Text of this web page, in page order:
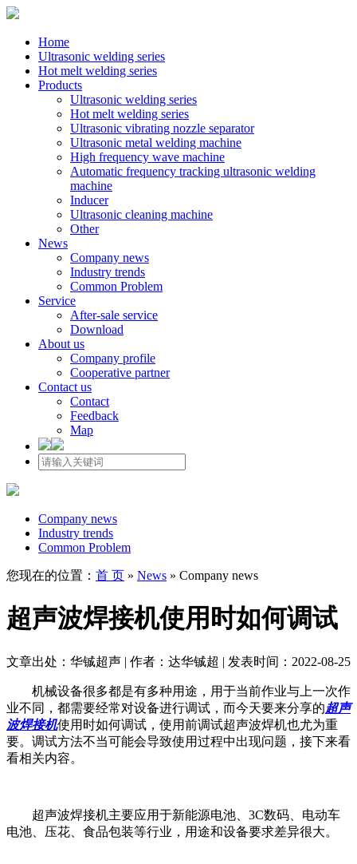
Home
Ultrasonic welding series
Hot melt welding series
Products
Ultrasonic welding series
Hot melt welding series
Ultrasonic vibrating nozzle separator
Ultrasonic metal welding machine
High frequency wave machine
Automatic frequency tracking ultrasonic welding
machine
Inducer
Ultrasonic cleaning machine
Other
News
Company news
Industry trends
Common Problem
Service
After-sale service
Download
About us
Company profile
Cooperative partner
Contact us
Contact
Feedback
Map
Company news
Industry trends
Common Problem
您现在的位置： 首 页 » News » Company news
超声波焊接机使用时如何调试
文章出处：华铖超声 | 作者：达华铖超 | 发表时间：2022-08-25
机械设备很多都是有多种用途，用于当前作业与上一次作
业不同，都需要经常对设备进行调试，而今天要来分享的超声
波焊接机使用时如何调试，使用前调试超声波焊机也尤为重
要。调试方法不当可能会导致使用过程中出现问题，接下来看
看相关内容。
超声波焊接机主要应用于新能源电池、3C数码、电动车
电池、压花、食品包装等行业，用途和设备要求差异很大。